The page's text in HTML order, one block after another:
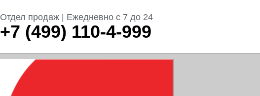
Отдел продаж | Ежедневно с 7 до 24
+7 (499) 110-4-999